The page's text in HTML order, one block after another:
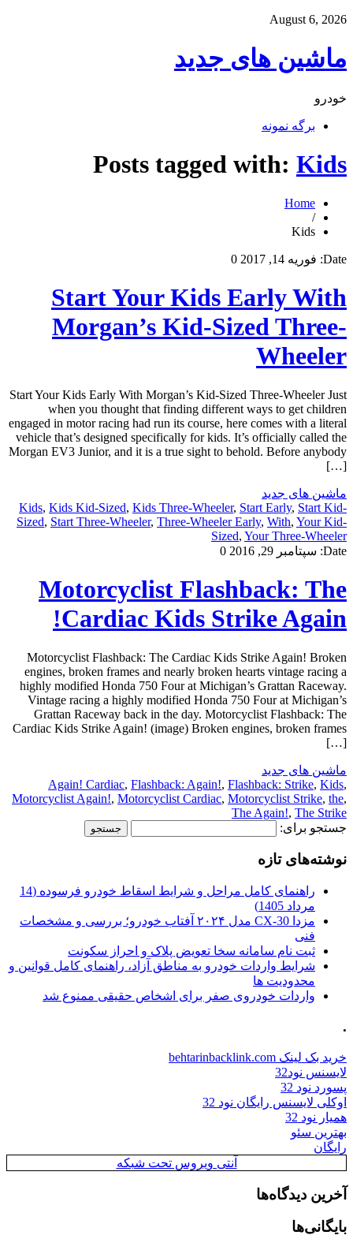
August 6, 2026
ماشین های جدید
خودرو
برگه نمونه
Posts tagged with: Kids
Home
/
Kids
Date: فوریه 14, 2017 0
Start Your Kids Early With
Morgan’s Kid-Sized Three-
Wheeler
Start Your Kids Early With Morgan’s Kid-Sized Three-Wheeler Just
when you thought that finding different ways to get children
engaged in motor racing had run its course, here comes with a literal
vehicle that’s designed specifically for kids. It’s officially called the
Morgan EV3 Junior, and it is a true sight to behold. Before anybody
[…]
ماشین های جدید
Kids, Kids Kid-Sized, Kids Three-Wheeler, Start Early, Start Kid-
Sized, Start Three-Wheeler, Three-Wheeler Early, With, Your Kid-
Sized, Your Three-Wheeler
Date: سپتامبر 29, 2016 0
Motorcyclist Flashback: The
Cardiac Kids Strike Again!
Motorcyclist Flashback: The Cardiac Kids Strike Again! Broken
engines, broken frames and nearly broken hearts vintage racing a
highly modified Honda 750 Four at Michigan’s Grattan Raceway.
Vintage racing a highly modified Honda 750 Four at Michigan’s
Grattan Raceway back in the day. Motorcyclist Flashback: The
Cardiac Kids Strike Again! (image) Broken engines, broken frames
[…]
ماشین های جدید
Again! Cardiac, Flashback: Again!, Flashback: Strike, Kids,
Motorcyclist Again!, Motorcyclist Cardiac, Motorcyclist Strike, the,
The Again!, The Strike
جستجو برای:
نوشته‌های تازه
راهنمای کامل مراحل و شرایط اسقاط خودرو فرسوده (14
مرداد 1405)
مزدا CX-30 مدل ۲۰۲۴ آفتاب خودرو؛ بررسی و مشخصات
فنی
ثبت نام سامانه سخا تعویض پلاک و احراز سکونت
شرایط واردات خودرو به مناطق آزاد، راهنمای کامل قوانین و
محدودیت ها
واردات خودروی صفر برای اشخاص حقیقی ممنوع شد
.
خرید بک لینک behtarinbacklink.com
لایسنس نود32
پسورد نود 32
اوکلی لایسنس رایگان نود 32
همیار نود 32
بهترین سئو
رایگان
آنتی ویروس تحت شبکه
آخرین دیدگاه‌ها
بایگانی‌ها